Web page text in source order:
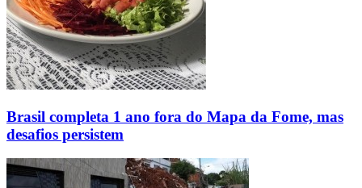
Brasil completa 1 ano fora do Mapa da Fome, mas
desafios persistem